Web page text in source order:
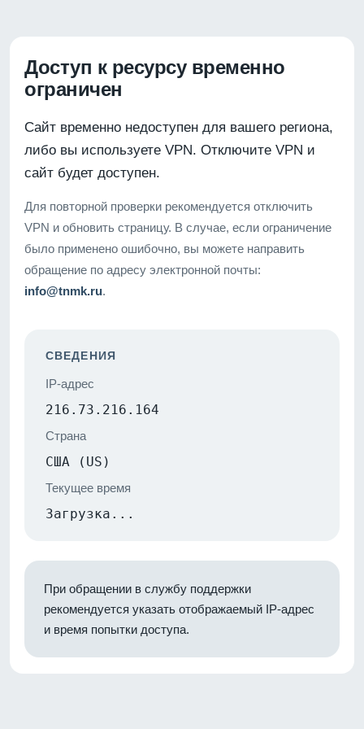
Доступ к ресурсу временно
ограничен
Сайт временно недоступен для вашего региона,
либо вы используете VPN. Отключите VPN и
сайт будет доступен.
Для повторной проверки рекомендуется отключить
VPN и обновить страницу. В случае, если ограничение
было применено ошибочно, вы можете направить
обращение по адресу электронной почты:
info@tnmk.ru.
СВЕДЕНИЯ
IP-адрес
216.73.216.164
Страна
США (US)
Текущее время
Загрузка...
При обращении в службу поддержки
рекомендуется указать отображаемый IP-адрес
и время попытки доступа.